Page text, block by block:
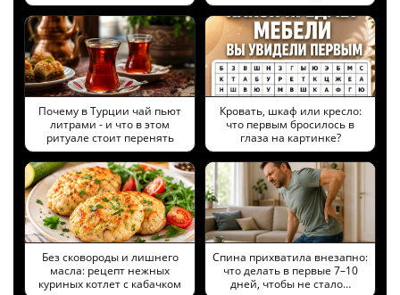
Почему в Турции чай пьют
литрами - и что в этом
ритуале стоит перенять
Кровать, шкаф или кресло:
что первым бросилось в
глаза на картинке?
Без сковороды и лишнего
масла: рецепт нежных
куриных котлет с кабачком
Спина прихватила внезапно:
что делать в первые 7–10
дней, чтобы не стало…